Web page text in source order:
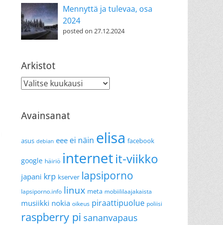
Mennyttä ja tulevaa, osa
2024
posted on 27.12.2024
Arkistot
Arkistot
Avainsanat
asus debian eee ei näin elisa facebook
google häiriö internetit-viikko
japani krp kserver lapsiporno
lapsiporno.info linux meta mobiililaajakaista
musiikki nokia oikeus piraattipuolue poliisi
raspberry pi sananvapaus